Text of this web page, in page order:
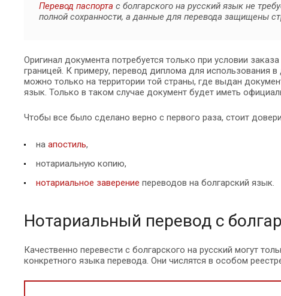
Перевод паспорта с болгарского на русский язык не
полной сохранности, а данные для перевода защищены
Оригинал документа потребуется только при условии
границей. К примеру, перевод диплома для использования
можно только на территории той страны, где выдан
язык. Только в таком случае документ будет иметь
Чтобы все было сделано верно с первого раза, стоит
на апостиль,
нотариальную копию,
нотариальное заверение переводов на болгарский язык.
Нотариальный перевод с
Качественно перевести с болгарского на русский могут
конкретного языка перевода. Они числятся в особом